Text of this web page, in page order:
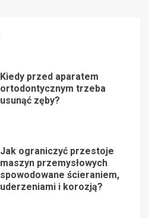
Kiedy przed aparatem
ortodontycznym trzeba
usunąć zęby?
Jak ograniczyć przestoje
maszyn przemysłowych
spowodowane ścieraniem,
uderzeniami i korozją?